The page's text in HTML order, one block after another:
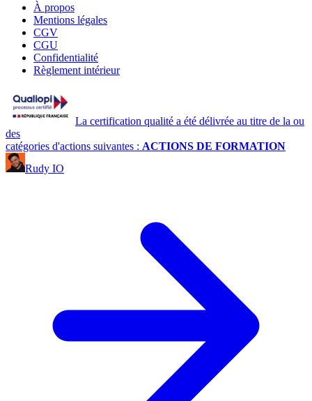
À propos
Mentions légales
CGV
CGU
Confidentialité
Règlement intérieur
La certification qualité a été délivrée au titre de la ou
des
catégories d'actions suivantes : ACTIONS DE FORMATION
Rudy IO